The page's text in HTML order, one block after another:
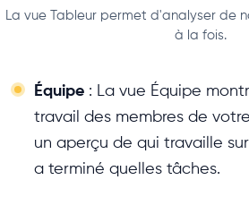
La vue Tableur permet d'analyser de
à la fois.
Équipe : La vue Équipe
travail des membres de
un aperçu de qui travaille
a terminé quelles tâches.